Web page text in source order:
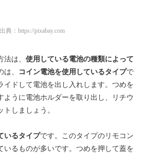
出典： https://pixabay.com
は、 使用している電池の種類によって
は、 コイン電池を使用しているタイプで
イドして電池を出し入れします。つめを
ように電池ホルダーを取り出し、リチウ
トしましょう。
いるタイプです。このタイプのリモコン
いるものが多いです。つめを押して蓋を